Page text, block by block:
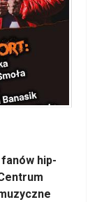
fanów hip-